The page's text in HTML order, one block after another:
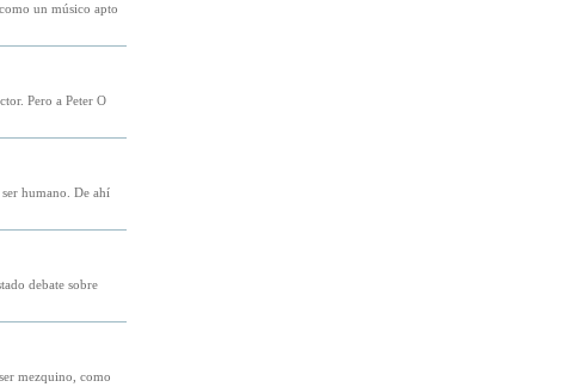
un músico apto
Pero a Peter O
humano. De ahí
debate sobre
mezquino, como